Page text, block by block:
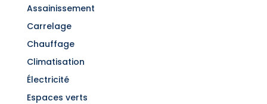
Assainissement
Carrelage
Chauffage
Climatisation
Électricité
Espaces verts